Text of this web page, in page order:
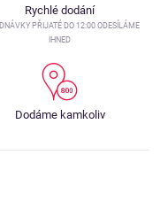
Rychlé dodání
PŘIJATÉ DO 12:00 ODESÍLÁME
IHNED
Dodáme kamkoliv